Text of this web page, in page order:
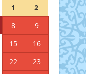
1
2
8
9
15
16
22
23